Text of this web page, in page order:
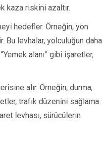
kaza riskini azaltır.
hedefler. Örneğin; yön
Bu levhalar, yolculuğun daha
alanı” gibi işaretler,
alır. Örneğin; durma,
trafik düzenini sağlama
levhası, sürücülerin